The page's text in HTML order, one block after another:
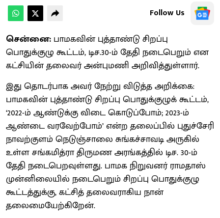
Follow Us
சென்னை: பாமகவின் புத்தாண்டு சிறப்பு
பொதுக்குழு கூட்டம், டிச.30-ம் தேதி நடைபெறும் என
கட்சியின் தலைவர் அன்புமணி அறிவித்துள்ளார்.
இது தொடர்பாக அவர் நேற்று விடுத்த அறிக்கை:
பாமகவின் புத்தாண்டு சிறப்பு பொதுக்குழுக் கூட்டம்,
‘2022-ம் ஆண்டுக்கு விடை கொடுப்போம்; 2023-ம்
ஆண்டை வரவேற்போம்’ என்ற தலைப்பில் புதுச்சேரி
நாவற்குளம் நெடுஞ்சாலை சுங்கச்சாவடி அருகில்
உள்ள சங்கமித்ரா திருமண அரங்கத்தில் டிச. 30-ம்
தேதி நடைபெறவுள்ளது. பாமக நிறுவனர் ராமதாஸ்
முன்னிலையில் நடைபெறும் சிறப்பு பொதுக்குழு
கூட்டத்துக்கு, கட்சித் தலைவராகிய நான்
தலைமையேற்கிறேன்.